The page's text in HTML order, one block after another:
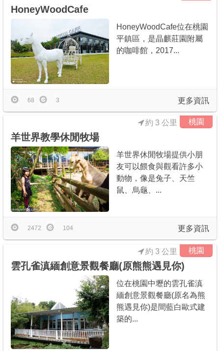
HoneyWoodCafe
HoneyWoodCafe位在桃園
平鎮區，是晶麒莊園附屬
的咖啡館，2017...
更多資訊
68 3
桃園
羊世界教學休閒牧場
約 3 公里
羊世界休閒牧場提供小朋
友可以餵食與觀看許多小
動物，像是兔子、天竺
鼠、烏龜、...
更多資訊
2472 104
桃園
雲孔雀滇緬創意景觀餐廳(原熊熊遇見你)
約 3 公里
位在桃園中壢的雲孔雀滇
緬創意景觀餐廳(原名為熊
熊遇見你)是間藍白歐式建
築的...